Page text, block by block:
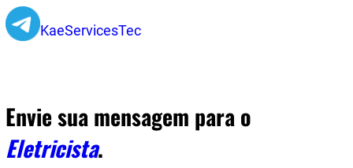
KaeServicesTec
Envie sua mensagem para o
Eletricista.